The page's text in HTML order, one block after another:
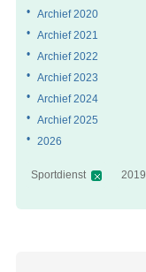
Archief 2020
Archief 2021
Archief 2022
Archief 2023
Archief 2024
Archief 2025
2026
Sportdienst 2019